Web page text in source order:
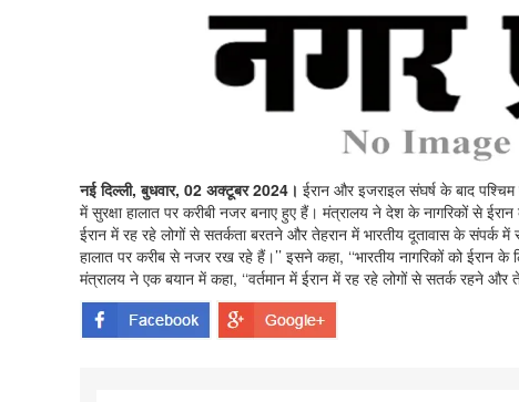
नई दिल्ली, बुधवार, 02 अक्टूबर 2024। ईरान और इजराइल संघर्ष के बाद
में सुरक्षा हालात पर करीबी नजर बनाए हुए हैं। मंत्रालय ने देश के नागरिकों से
ईरान में रह रहे लोगों से सतर्कता बरतने और तेहरान में भारतीय दूतावास के संपर्क में
हालात पर करीब से नजर रख रहे हैं।’’ इसने कहा, ‘‘भारतीय नागरिकों को ईरान
मंत्रालय ने एक बयान में कहा, ‘‘वर्तमान में ईरान में रह रहे लोगों से सतर्क रहने और